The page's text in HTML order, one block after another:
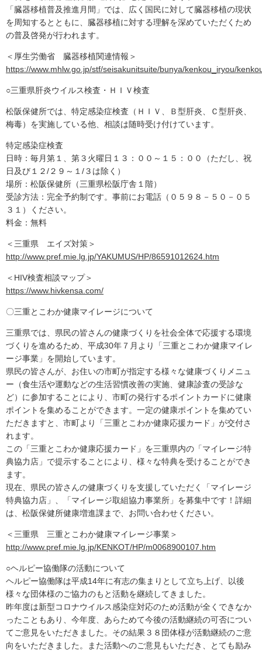
「臓器移植普及推進月間」では、広く国民に対して臓器移植の現状
を周知するとともに、臓器移植に対する理解を深めていただくため
の普及啓発が行われます。
＜厚生労働省 臓器移植関連情報＞
https://www.mhlw.go.jp/stf/seisakunitsuite/bunya/kenkou_iryou/
○三重県肝炎ウイルス検査・ＨＩＶ検査
松阪保健所では、特定感染症検査（ＨＩＶ、Ｂ型肝炎、Ｃ型肝炎、
梅毒）を実施している他、相談は随時受け付けています。
特定感染症検査
日時：毎月第１、第３火曜日１３：００～１５：００（ただし、祝
日及び１２/２９～１/３は除く）
場所：松阪保健所（三重県松阪庁舎１階）
受診方法：完全予約制です。事前にお電話（０５９８－５０－０５
３１）ください。
料金：無料
＜三重県 エイズ対策＞
http://www.pref.mie.lg.jp/YAKUMUS/HP/86591012624.htm
＜HIV検査相談マップ＞
https://www.hivkensa.com/
〇三重とこわか健康マイレージについて
三重県では、県民の皆さんの健康づくりを社会全体で応援する環境
づくりを進めるため、平成30年７月より「三重とこわか健康マイレ
ージ事業」を開始しています。
県民の皆さんが、お住いの市町が指定する様々な健康づくりメニュ
ー（食生活や運動などの生活習慣改善の実施、健康診査の受診な
ど）に参加することにより、市町の発行するポイントカードに健康
ポイントを集めることができます。一定の健康ポイントを集めてい
ただきますと、市町より「三重とこわか健康応援カード」が交付さ
れます。
この「三重とこわか健康応援カード」を三重県内の「マイレージ特
典協力店」で提示することにより、様々な特典を受けることができ
ます。
現在、県民の皆さんの健康づくりを支援していただく「マイレージ
特典協力店」、「マイレージ取組協力事業所」を募集中です！詳細
は、松阪保健所健康増進課まで、お問い合わせください。
＜三重県 三重とこわか健康マイレージ事業＞
http://www.pref.mie.lg.jp/KENKOT/HP/m0068900107.htm
○ヘルピー協働隊の活動について
ヘルピー協働隊は平成14年に有志の集まりとして立ち上げ、以後
様々な団体様のご協力のもと活動を継続してきました。
昨年度は新型コロナウイルス感染症対応のため活動が全くできなか
ったこともあり、今年度、あらためて今後の活動継続の可否につい
てご意見をいただきました。その結果３８団体様が活動継続のご意
向をいただきました。また活動へのご意見もいただき、とても励み